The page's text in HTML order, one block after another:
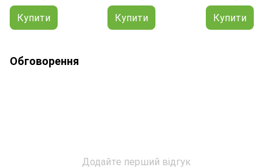
Купити Купити Купити
Обговорення
Додайте перший відгук